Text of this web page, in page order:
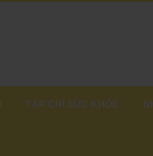
TẠP CHÍ SỨC KHỎE